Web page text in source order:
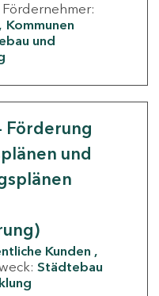
Fördernehmer:
Kommunen
und
Förderung
und
Kunden
Städtebau